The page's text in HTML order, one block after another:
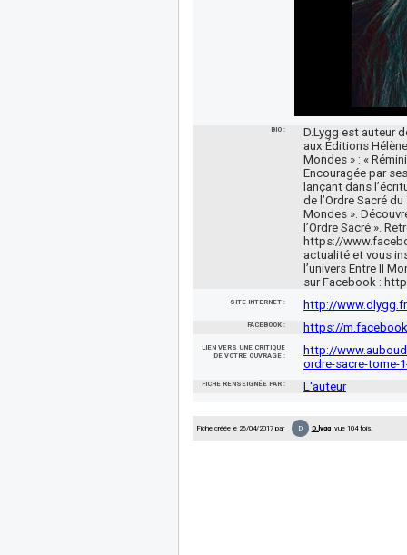
BIO :
D.Lygg est auteur
aux Éditions
Mondes » : «
Encouragée par
lançant dans
de l’Ordre Sacré
Mondes ».
l’Ordre Sacré ».
https://
actualité et vous
l’univers Entre II
sur Facebook :
SITE INTERNET : http://
FACEBOOK : https://
LIEN VERS UNE CRITIQUE
DE VOTRE OUVRAGE :
http://
ordre-sacre-tome-
FICHE RENSEIGNÉE PAR : L'auteur
Fiche créée le 26/04/2017 par D D.lyggvue 104 fois.